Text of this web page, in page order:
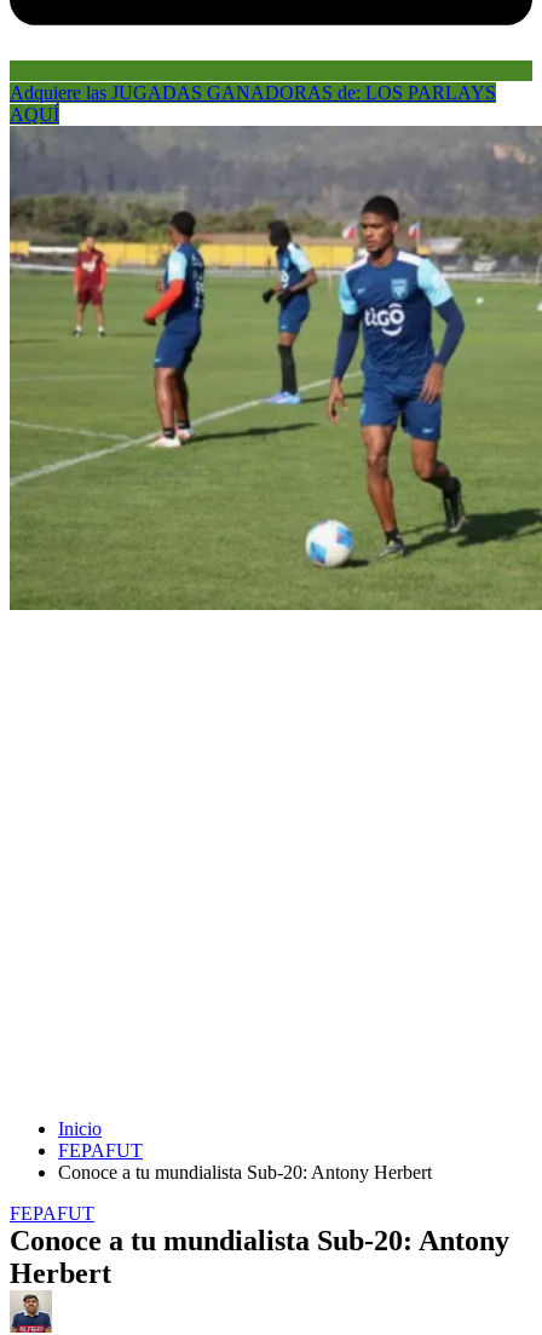
Adquiere las JUGADAS GANADORAS de: LOS PARLAYS
AQUÍ
Inicio
FEPAFUT
Conoce a tu mundialista Sub-20: Antony Herbert
FEPAFUT
Conoce a tu mundialista Sub-20: Antony
Herbert